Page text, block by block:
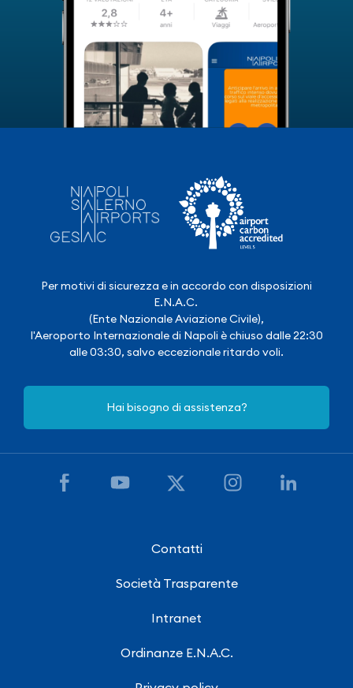
Per motivi di sicurezza e in accordo con disposizioni
E.N.A.C.
(Ente Nazionale Aviazione Civile),
l'Aeroporto Internazionale di Napoli è chiuso dalle 22:30
alle 03:30, salvo eccezionale ritardo voli.
Hai bisogno di assistenza?
Contatti
Società Trasparente
Intranet
Ordinanze E.N.A.C.